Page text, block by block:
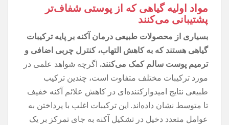
مواد اولیه گیاهی که از پوستی شفاف‌تر
پشتیبانی می‌کنند
بسیاری از محصولات طبیعی درمان آکنه بر پایه ترکیبات
گیاهی هستند که به کاهش التهاب، کنترل چربی اضافی و
ترمیم پوست سالم کمک می‌کنند. اگرچه شواهد علمی در
مورد ترکیبات مختلف متفاوت است، چندین ترکیب
طبیعی نتایج امیدوارکننده‌ای در کاهش علائم آکنه خفیف
تا متوسط ​​نشان داده‌اند. این ترکیبات اغلب با پرداختن به
عوامل متعدد دخیل در تشکیل آکنه به جای تمرکز بر یک